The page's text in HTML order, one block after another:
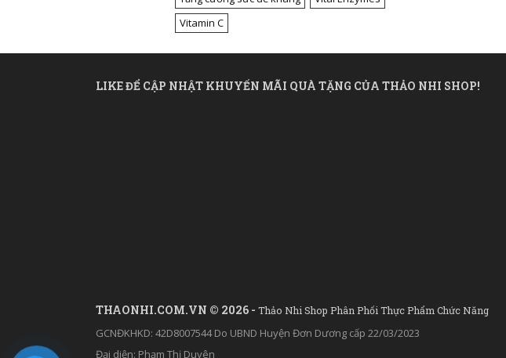
Vitamin C
LIKE ĐỂ CẬP NHẬT KHUYẾN MÃI QUÀ TẶNG CỦA THẢO NHI SHOP!
THAONHI.COM.VN © 2026 - Thảo Nhi Shop Phân Phối Thực Phẩm Chức Năng
GCNĐKHKD: 42D8007544 Do UBND Huyện Đơn Dương cấp 22/03/2023
Đại diện: Phạm Thị Duyên